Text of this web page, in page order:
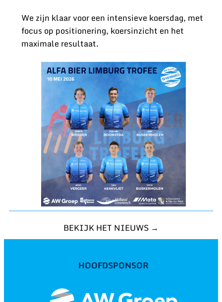
We zijn klaar voor een intensieve koersdag, met
focus op positionering, koersinzicht en het
maximale resultaat.
BEKIJK HET NIEUWS →
HOOFDSPONSOR